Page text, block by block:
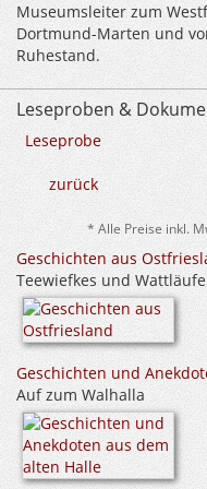
Museumsleiter zum
Dortmund-Marten und
Ruhestand.
Leseproben &
Leseprobe
zurück
* Alle Preise inkl.
Geschichten aus
Teewiefkes und
Geschichten und
Auf zum Walhalla